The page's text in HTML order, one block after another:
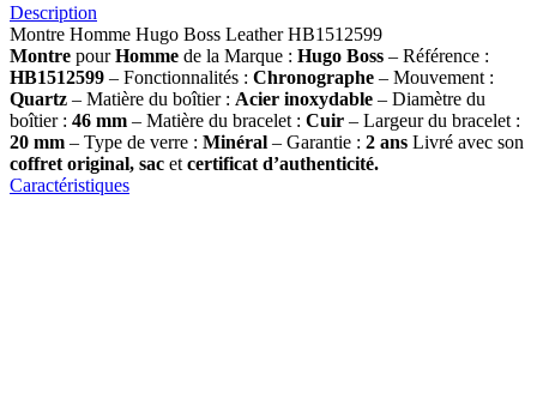
Description
Montre Homme Hugo Boss Leather HB1512599
Montre pourHomme de la Marque : Hugo Boss – Référence :
HB1512599 – Fonctionnalités : Chronographe – Mouvement :
Quartz – Matière du boîtier : Acier inoxydable – Diamètre du
boîtier : 46 mm – Matière du bracelet : Cuir – Largeur du bracelet :
20 mm – Type de verre : Minéral – Garantie : 2 ans Livré avec son
coffret original, sac et certificat d’authenticité.
Caractéristiques